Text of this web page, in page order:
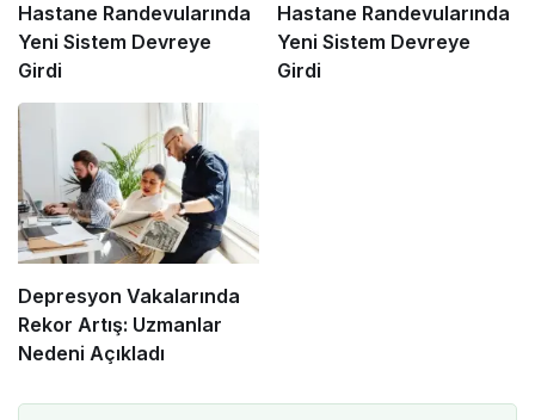
Hastane Randevularında
Yeni Sistem Devreye
Girdi
Hastane Randevularında
Yeni Sistem Devreye
Girdi
Depresyon Vakalarında
Rekor Artış: Uzmanlar
Nedeni Açıkladı